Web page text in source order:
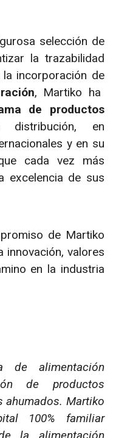
selección de
la trazabilidad
incorporación de
, Martiko ha
de productos
en
y en su
cada vez más
excelencia de sus
de Martiko
innovación, valores
en la industria
de alimentación
de productos
ahumados. Martiko
100% familiar